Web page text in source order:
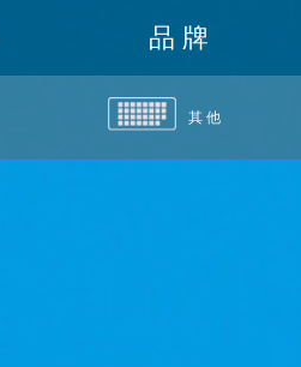
品 牌
其 他